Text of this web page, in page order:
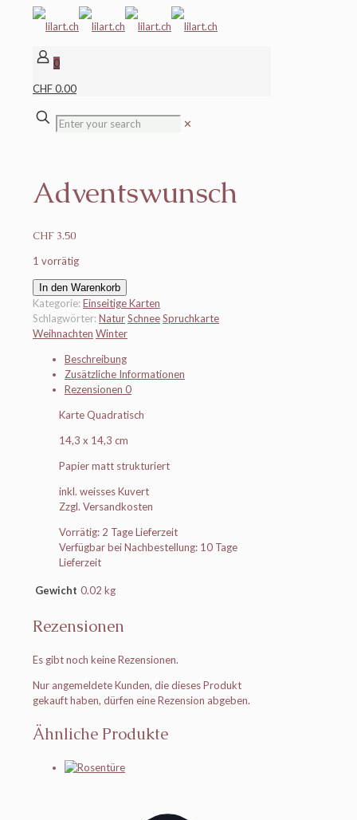
0
CHF 0.00
✕
Adventswunsch
CHF 3.50
1 vorrätig
Adventswunsch
Menge
In den Warenkorb
Kategorie:Einseitige Karten
Schlagwörter:NaturSchneeSpruchkarte
Weihnachten Winter
Beschreibung
Zusätzliche Informationen
Rezensionen 0
Karte Quadratisch
14,3 x 14,3 cm
Papier matt strukturiert
inkl. weisses Kuvert
Zzgl. Versandkosten
Vorrätig: 2 Tage Lieferzeit
Verfügbar bei Nachbestellung: 10 Tage
Lieferzeit
Gewicht 0.02 kg
Rezensionen
Es gibt noch keine Rezensionen.
Nur angemeldete Kunden, die dieses Produkt
gekauft haben, dürfen eine Rezension abgeben.
Ähnliche Produkte